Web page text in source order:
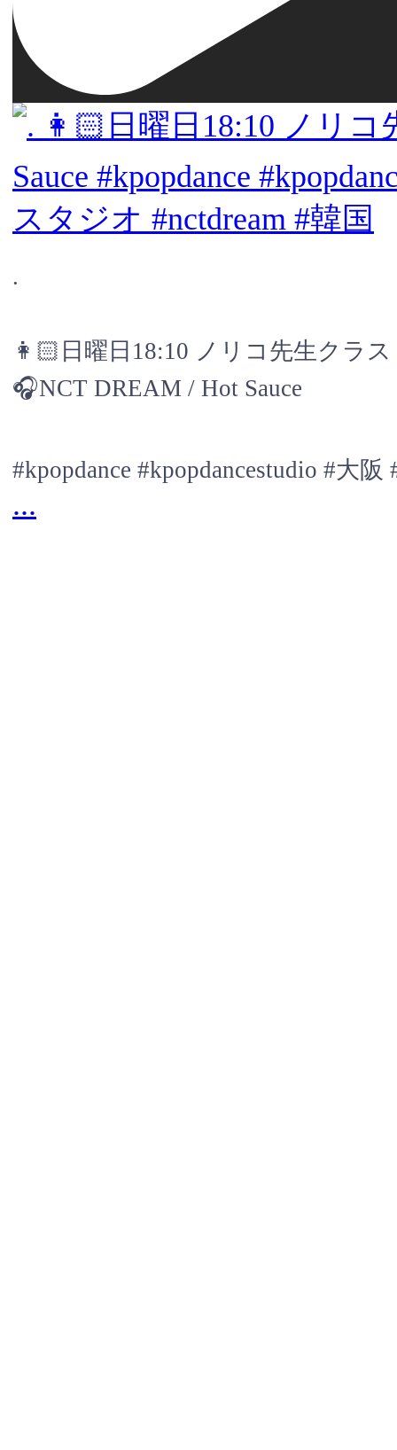
.
👩🏻日曜日18:10 ノリコ先生クラス
🎧NCT DREAM / Hot Sauce
#kpopdance #kpopdancestudio #大
...